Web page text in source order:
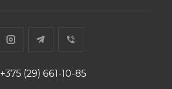
+375 (29) 661-10-85